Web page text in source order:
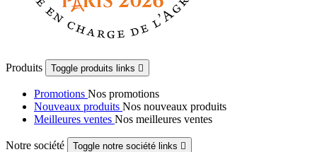
Produits Toggle produits links 
Promotions Nos promotions
Nouveaux produits Nos nouveaux produits
Meilleures ventes Nos meilleures ventes
Notre société Toggle notre société links 